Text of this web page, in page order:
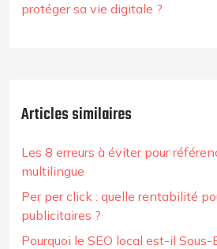
protéger sa vie digitale ?
Articles similaires
Les 8 erreurs à éviter pour
multilingue
Per per click : quelle rentabilité
publicitaires ?
Pourquoi le SEO local est-il